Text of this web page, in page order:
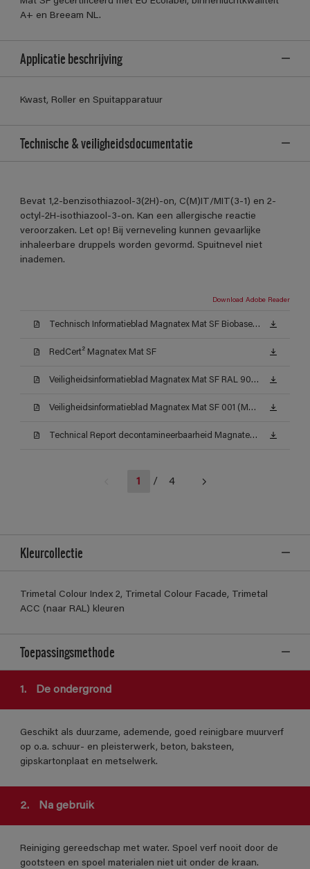
A+ en Breeam NL.
Applicatie beschrijving
Kwast, Roller en Spuitapparatuur
Technische & veiligheidsdocumentatie
Bevat 1,2-benzisothiazool-3(2H)-on, C(M)IT/MIT(3-1) en 2-
octyl-2H-isothiazool-3-on. Kan een allergische reactie
veroorzaken. Let op! Bij verneveling kunnen gevaarlijke
inhaleerbare druppels worden gevormd. Spuitnevel niet
inademen.
Download Adobe Reader
Technisch Informatieblad Magnatex Mat SF Biobased (TDS)
RedCert² Magnatex Mat SF
Veiligheidsinformatieblad Magnatex Mat SF RAL 9010 (MSDS)
Veiligheidsinformatieblad Magnatex Mat SF 001 (MSDS)
Technical Report decontamineerbaarheid Magnatex Mat SF
1 / 4
Kleurcollectie
Trimetal Colour Index 2, Trimetal Colour Facade, Trimetal
ACC (naar RAL) kleuren
Toepassingsmethode
1. De ondergrond
Geschikt als duurzame, ademende, goed reinigbare muurverf
op o.a. schuur- en pleisterwerk, beton, baksteen,
gipskartonplaat en metselwerk.
2. Na gebruik
Reiniging gereedschap met water. Spoel verf nooit door de
gootsteen en spoel materialen niet uit onder de kraan.